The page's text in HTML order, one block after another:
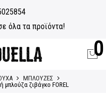
όλα τα προϊόντα!
0
ΜΠΛΟΥΖΕΣ
μπλούζα ζιβάγκο FOREL